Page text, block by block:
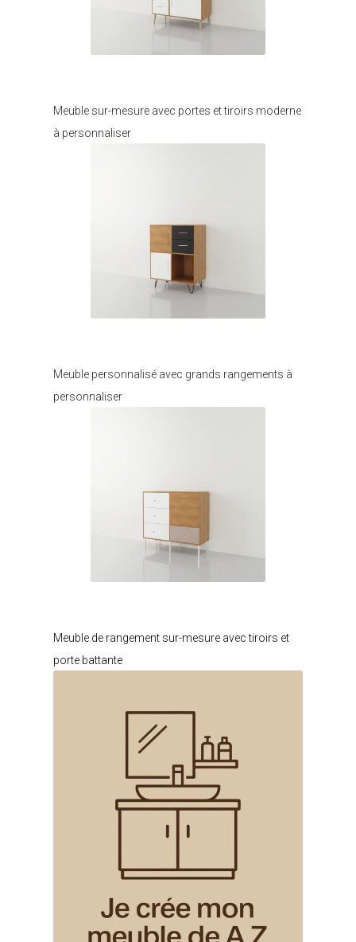
Meuble sur-mesure avec portes et tiroirs moderne
à personnaliser
Meuble personnalisé avec grands rangements à
personnaliser
Meuble de rangement sur-mesure avec tiroirs et
porte battante